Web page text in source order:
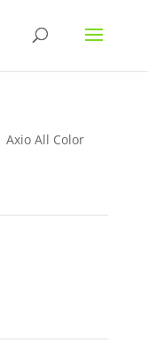
Axio All Color